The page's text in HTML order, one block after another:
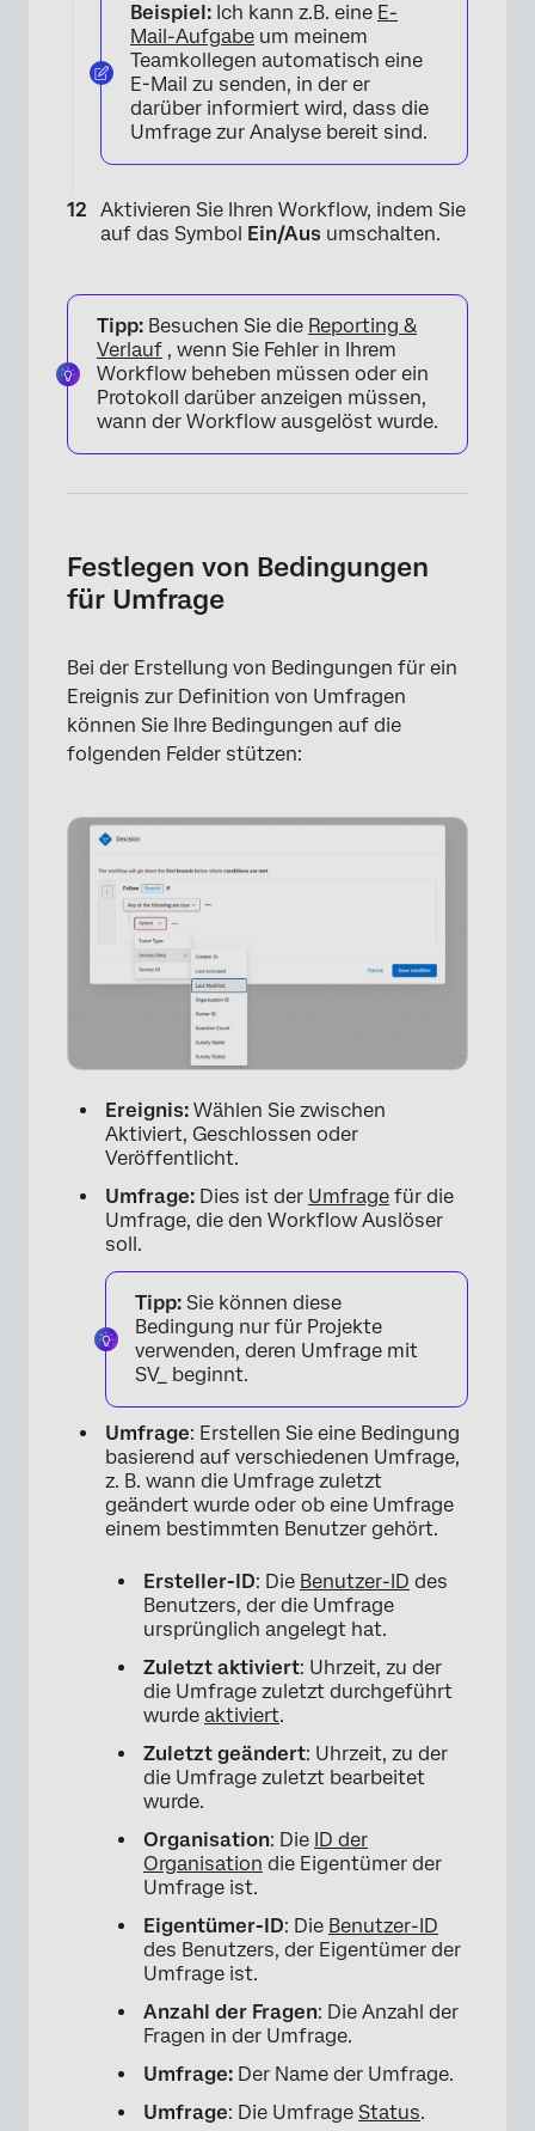
×
Beispiel: Ich kann z.B. eine E-
Mail-Aufgabe um meinem
Teamkollegen automatisch eine
E-Mail zu senden, in der er
darüber informiert wird, dass die
Umfrage zur Analyse bereit sind.
Aktivieren Sie Ihren Workflow, indem Sie
auf das Symbol Ein/Aus umschalten.
Tipp: Besuchen Sie die Reporting &
Verlauf , wenn Sie Fehler in Ihrem
Workflow beheben müssen oder ein
Protokoll darüber anzeigen müssen,
wann der Workflow ausgelöst wurde.
Festlegen von Bedingungen
für Umfrage
Bei der Erstellung von Bedingungen für ein
Ereignis zur Definition von Umfragen
können Sie Ihre Bedingungen auf die
folgenden Felder stützen:
×
Ereignis: Wählen Sie zwischen
Aktiviert, Geschlossen oder
Veröffentlicht.
Umfrage: Dies ist der Umfrage für die
Umfrage, die den Workflow Auslöser
soll.
Tipp: Sie können diese
Bedingung nur für Projekte
verwenden, deren Umfrage mit
SV_ beginnt.
Umfrage: Erstellen Sie eine Bedingung
basierend auf verschiedenen Umfrage,
z. B. wann die Umfrage zuletzt
geändert wurde oder ob eine Umfrage
einem bestimmten Benutzer gehört.
Ersteller-ID: Die Benutzer-ID des
Benutzers, der die Umfrage
ursprünglich angelegt hat.
Zuletzt aktiviert: Uhrzeit, zu der
die Umfrage zuletzt durchgeführt
wurde aktiviert.
Zuletzt geändert: Uhrzeit, zu der
die Umfrage zuletzt bearbeitet
wurde.
Organisation: Die ID der
Organisation die Eigentümer der
Umfrage ist.
Eigentümer-ID: Die Benutzer-ID
des Benutzers, der Eigentümer der
Umfrage ist.
Anzahl der Fragen: Die Anzahl der
Fragen in der Umfrage.
Umfrage: Der Name der Umfrage.
Umfrage: Die Umfrage Status.